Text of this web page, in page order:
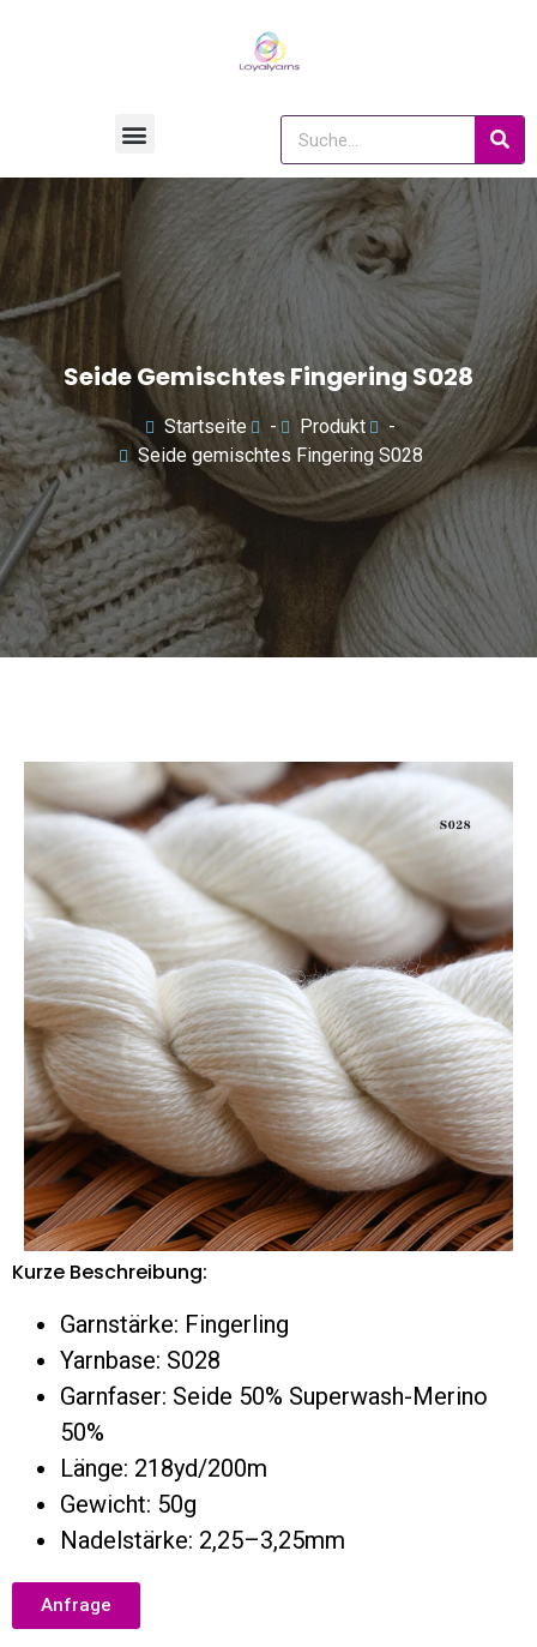
Seide Gemischtes Fingering S028
Startseite - Produkt
-
Seide gemischtes Fingering S028
Kurze Beschreibung:
Garnstärke: Fingerling
Yarnbase: S028
Garnfaser: Seide 50% Superwash-Merino
50%
Länge: 218yd/200m
Gewicht: 50g
Nadelstärke: 2,25–3,25mm
Anfrage